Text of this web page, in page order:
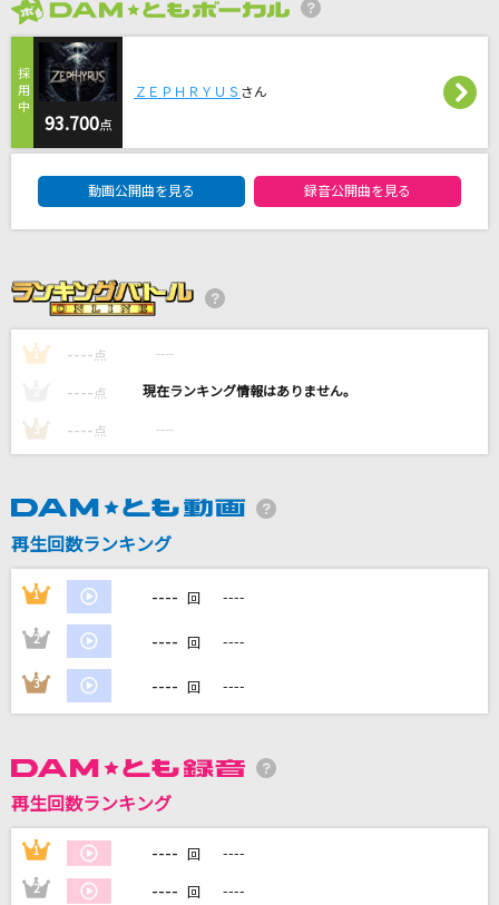
島谷ひとみ
[生音]無法松の一生<度胸千両入り>
抱きしめたい
Mr.Children
マッちょっちょ！
M!LK
晴る
ヨルシカ
残酷な天使のテーゼ
青のすみか
キタニタツヤ
DAMの新曲・ランキングなど
DAMに会員登録・ログインして
カラオケをもっと楽しもう！
93.700点
ＺＥＰＨＲＹＵＳ さん
動画公開曲を見る 録音公開曲を見る
1 ---- 点 ----
---- 点 ----
3 ---- 点 ----
再生回数ランキング
1 ---- 回 ----
2 ---- 回 ----
3 ---- 回 ----
再生回数ランキング
1 ---- 回 ----
2 ---- 回 ----